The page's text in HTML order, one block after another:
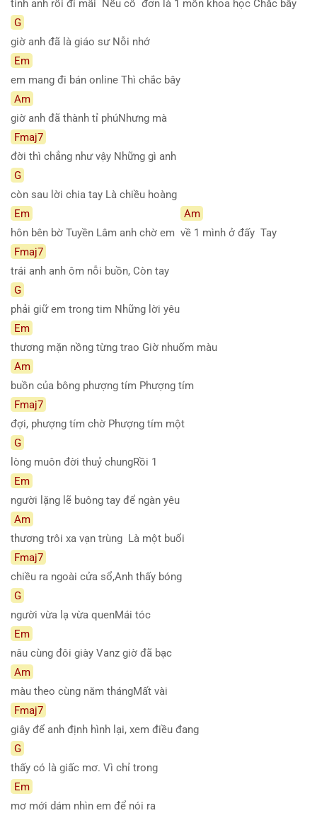
tình anh rồi đi mãi Nếu cô đơn là 1 môn khoa học Chắc bây
G
giờ anh đã là giáo sư Nỗi nhớ
Em
em mang đi bán online Thì chắc bây
Am
giờ anh đã thành tỉ phúNhưng mà
Fmaj7
đời thì chẳng như vậy Những gì anh
G
còn sau lời chia tay Là chiều hoàng
Em
hôn bên bờ Tuyền Lâm anh chờ em
Am
về 1 mình ở đấy Tay
Fmaj7
trái anh anh ôm nỗi buồn, Còn tay
G
phải giữ em trong tim Những lời yêu
Em
thương mặn nồng từng trao Giờ nhuốm màu
Am
buồn của bông phượng tím Phượng tím
Fmaj7
đợi, phượng tím chờ Phượng tím một
G
lòng muôn đời thuỷ chungRồi 1
Em
người lặng lẽ buông tay để ngàn yêu
Am
thương trôi xa vạn trùng Là một buổi
Fmaj7
chiều ra ngoài cửa sổ,Anh thấy bóng
G
người vừa lạ vừa quenMái tóc
Em
nâu cùng đôi giày Vanz giờ đã bạc
Am
màu theo cùng năm thángMất vài
Fmaj7
giây để anh định hình lại, xem điều đang
G
thấy có là giấc mơ. Vì chỉ trong
Em
mơ mới dám nhìn em để nói ra